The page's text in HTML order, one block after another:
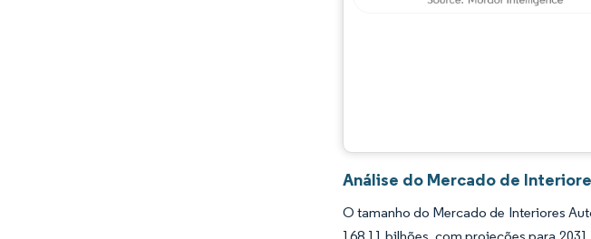
Análise do Mercado de
O tamanho do Mercado de Interiores